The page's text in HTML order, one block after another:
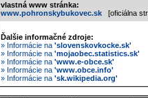
vlastná www stránka:
www.pohronskybukovec.sk [oficiálna
Ďalšie informačné zdroje:
» Informácie na 'slovenskovkocke.sk'
» Informácie na 'mojaobec.statistics.sk'
» Informácie na 'www.e-obce.sk'
» Informácie na 'www.obce.info'
» Informácie na 'sk.wikipedia.org'